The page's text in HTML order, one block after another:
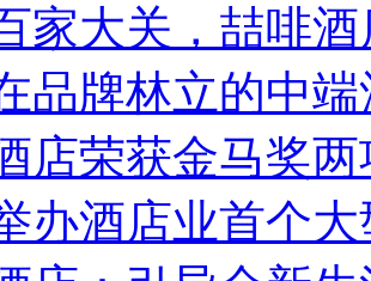
家大关，喆啡酒
品牌林立的中
店荣获金马奖
办酒店业首个大